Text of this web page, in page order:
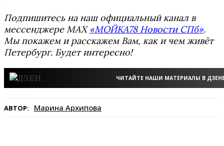
Подпишитесь на наш официальный канал в
мессенджере MAX«МОЙКА78 Новости СПб».
Мы покажем и расскажем Вам, как и чем живёт
Петербург. Будет интересно!
ЧИТАЙТЕ НАШИ МАТЕРИАЛЫ В
АВТОР: Марина Архипова